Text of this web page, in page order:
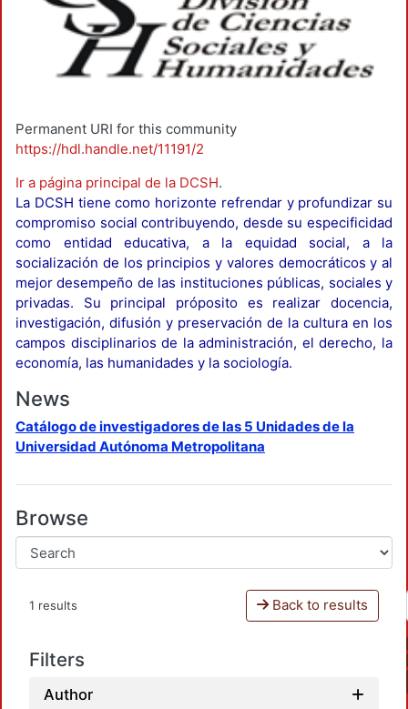
Permanent URI for this community
https://hdl.handle.net/11191/2
Ir a página principal de la DCSH.
La DCSH tiene como horizonte refrendar y profundizar su
compromiso social contribuyendo, desde su especificidad
como entidad educativa, a la equidad social, a la
socialización de los principios y valores democráticos y al
mejor desempeño de las instituciones públicas, sociales y
privadas. Su principal próposito es realizar docencia,
investigación, difusión y preservación de la cultura en los
campos disciplinarios de la administración, el derecho, la
economía, las humanidades y la sociología.
News
Catálogo de investigadores de las 5 Unidades de la
Universidad Autónoma Metropolitana
Browse
1 results Back to results
Filters
Author